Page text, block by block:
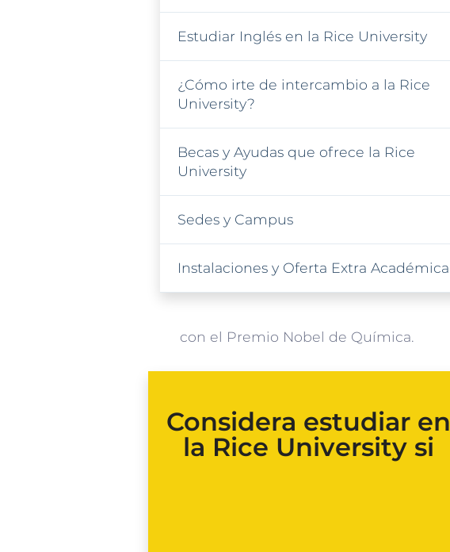
Estudiar Inglés en la Rice University
¿Cómo irte de intercambio a la Rice
University?
Becas y Ayudas que ofrece la Rice
University
Sedes y Campus
Instalaciones y Oferta Extra Académica
con el Premio Nobel de Química.
Considera estudiar en
la Rice University si